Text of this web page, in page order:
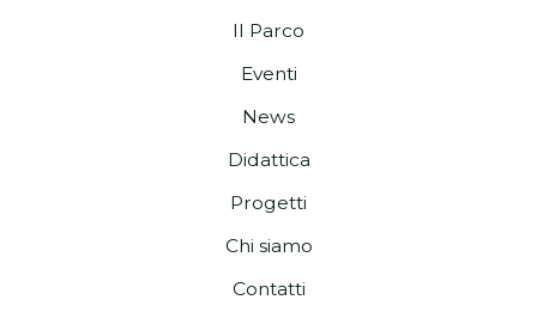
Il Parco
Eventi
News
Didattica
Progetti
Chi siamo
Contatti